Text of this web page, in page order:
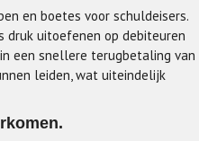
en boetes voor schuldeisers.
druk uitoefenen op debiteuren
een snellere terugbetaling van
leiden, wat uiteindelijk